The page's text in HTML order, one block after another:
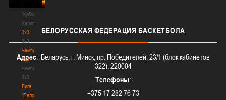
-
"Кубок
Халипского"
3x3
3x3
Чемпионат
3х3
Чемпионат
3х3
Лига
"Палова"
БЕЛОРУССКАЯ ФЕДЕРАЦИЯ БАСКЕТБОЛА
Адрес: Беларусь, г. Минск, пр. Победителей, 23/1 (блок кабинетов
322), 220004
Телефоны:
+375 17 282 76 73